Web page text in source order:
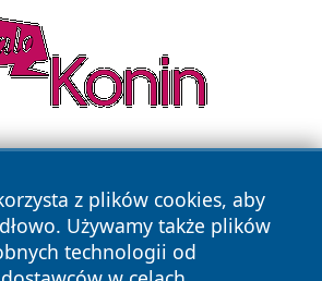
z plików cookies, aby
Używamy także plików
technologii od